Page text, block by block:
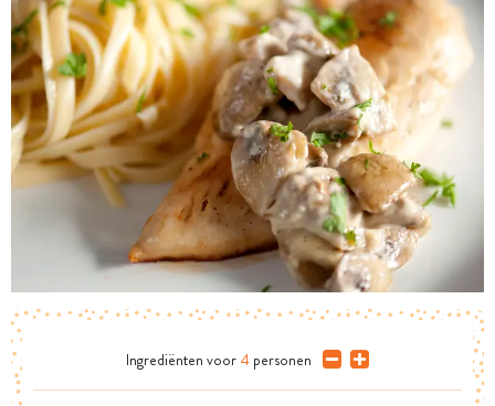
Ingrediënten voor 4 personen